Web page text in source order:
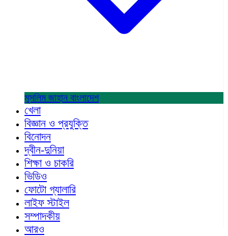
মুসলিম জাহান বাংলাদেশ
খেলা
বিজ্ঞান ও প্রযুক্তি
বিনোদন
দ্বীন-দুনিয়া
শিক্ষা ও চাকরি
ভিডিও
ফোটো গ্যালারি
লাইফ স্টাইল
সম্পাদকীয়
আরও